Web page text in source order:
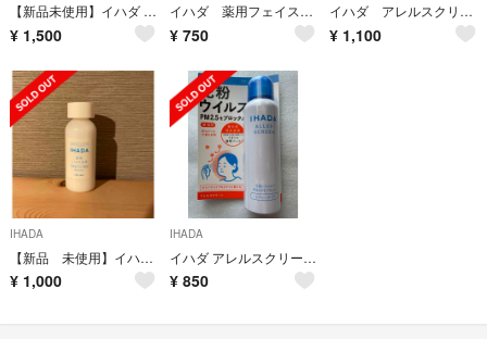
【新品未使用】イハダ 薬用フェイスプロテクトパウダー(9g)
¥ 1,500
イハダ 薬用フェイスプロテクトパウダー
¥ 750
イハダ アレルスクリーンEX 100g 未開封
¥ 1,100
IHADA
【新品 未使用】イハダ 薬用エマルジョン 敏感肌用乳液
¥ 1,000
IHADA
イハダ アレルスクリーン EX 100g
¥ 850